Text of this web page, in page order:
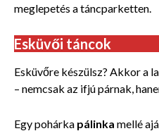
meglepetés a táncparketten.
Esküvői táncok
Esküvőre készülsz? Akkor a
– nemcsak az ifjú párnak,
Egy pohárka pálinka mellé